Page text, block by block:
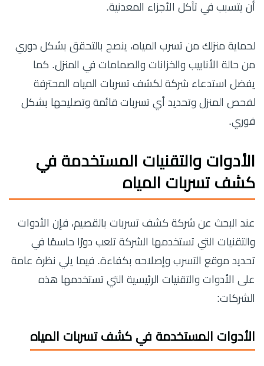
أن يتسبب في تآكل الأجزاء المعدنية.
لحماية منزلك من تسرب المياه، ينصح بالتحقق بشكل دوري
من حالة الأنابيب والخزانات والصمامات في المنزل. كما
يفضل استدعاء شركة لكشف تسربات المياه المحترفة
لفحص المنزل وتحديد أي تسربات قائمة وتصليحها بشكل
فوري.
الأدوات والتقنيات المستخدمة في
كشف تسربات المياه
عند البحث عن شركة كشف تسربات بالقصيم، فإن الأدوات
والتقنيات التي تستخدمها الشركة تلعب دورًا حاسمًا في
تحديد موقع التسرب وإصلاحه بكفاءة. فيما يلي نظرة عامة
على الأدوات والتقنيات الرئيسية التي تستخدمها هذه
الشركات:
الأدوات المستخدمة في كشف تسربات المياه